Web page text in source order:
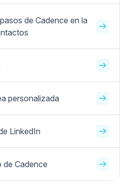
de Cadence en la
personalizada
LinkedIn
Cadence